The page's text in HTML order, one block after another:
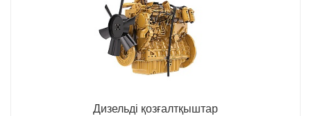
Дизельді қозғалтқыштар